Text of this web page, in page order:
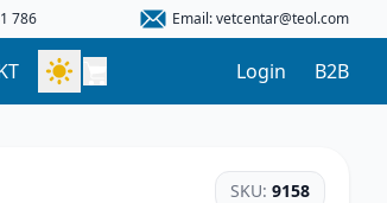
786 Email: vetcentar@teol.com
Login B2B
SKU: 9158